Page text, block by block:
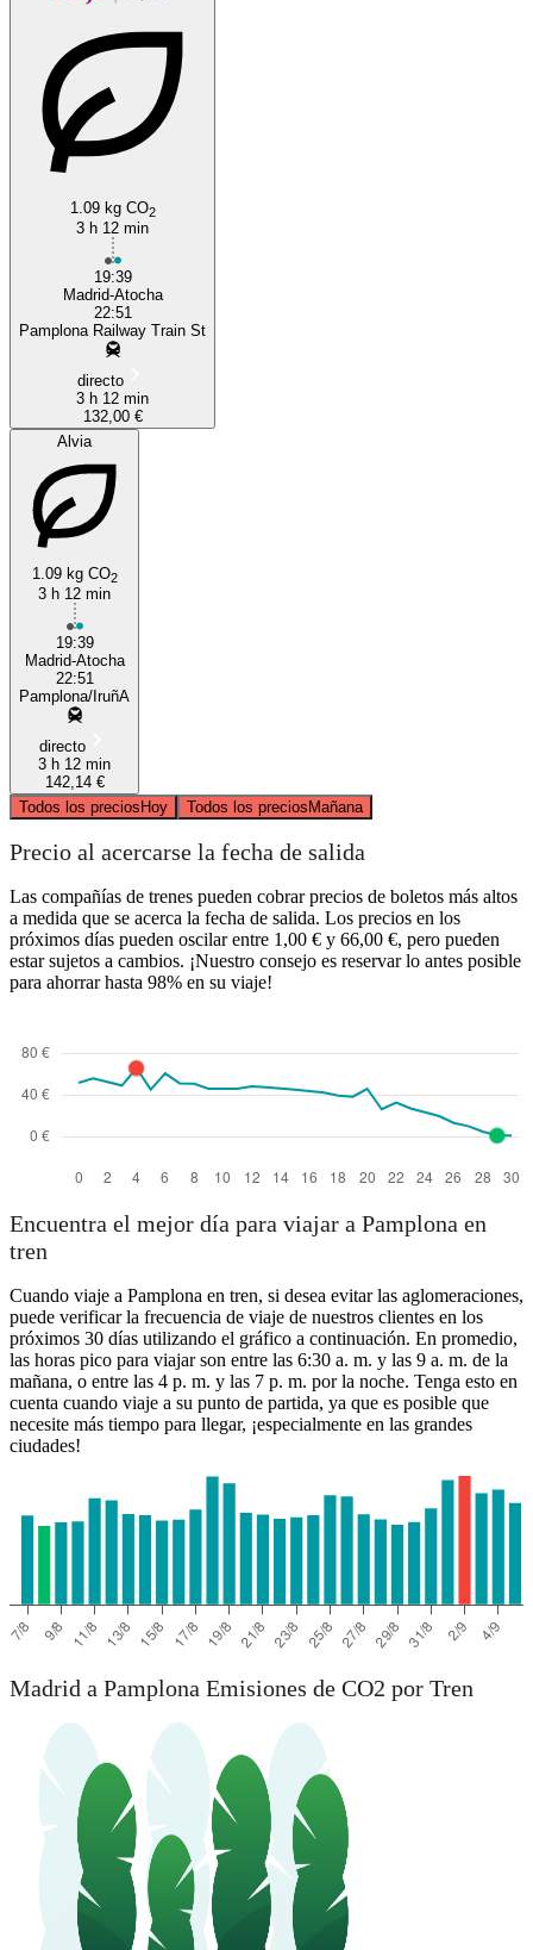
1.09 kg CO2
3 h 12 min
19:39
Madrid-Atocha
22:51
Pamplona Railway Train St
directo
3 h 12 min
132,00 €
Alvia
1.09 kg CO2
3 h 12 min
19:39
Madrid-Atocha
22:51
Pamplona/IruñA
directo
3 h 12 min
142,14 €
Todos los preciosHoy Todos los preciosMañana
Precio al acercarse la fecha de salida
Las compañías de trenes pueden cobrar precios de boletos más altos
a medida que se acerca la fecha de salida. Los precios en los
próximos días pueden oscilar entre 1,00 € y 66,00 €, pero pueden
estar sujetos a cambios. ¡Nuestro consejo es reservar lo antes posible
para ahorrar hasta 98% en su viaje!
Encuentra el mejor día para viajar a Pamplona en
tren
Cuando viaje a Pamplona en tren, si desea evitar las aglomeraciones,
puede verificar la frecuencia de viaje de nuestros clientes en los
próximos 30 días utilizando el gráfico a continuación. En promedio,
las horas pico para viajar son entre las 6:30 a. m. y las 9 a. m. de la
mañana, o entre las 4 p. m. y las 7 p. m. por la noche. Tenga esto en
cuenta cuando viaje a su punto de partida, ya que es posible que
necesite más tiempo para llegar, ¡especialmente en las grandes
ciudades!
Madrid a Pamplona Emisiones de CO2 por Tren